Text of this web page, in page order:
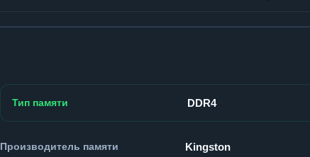
Тип памяти DDR4
Производитель памяти Kingston